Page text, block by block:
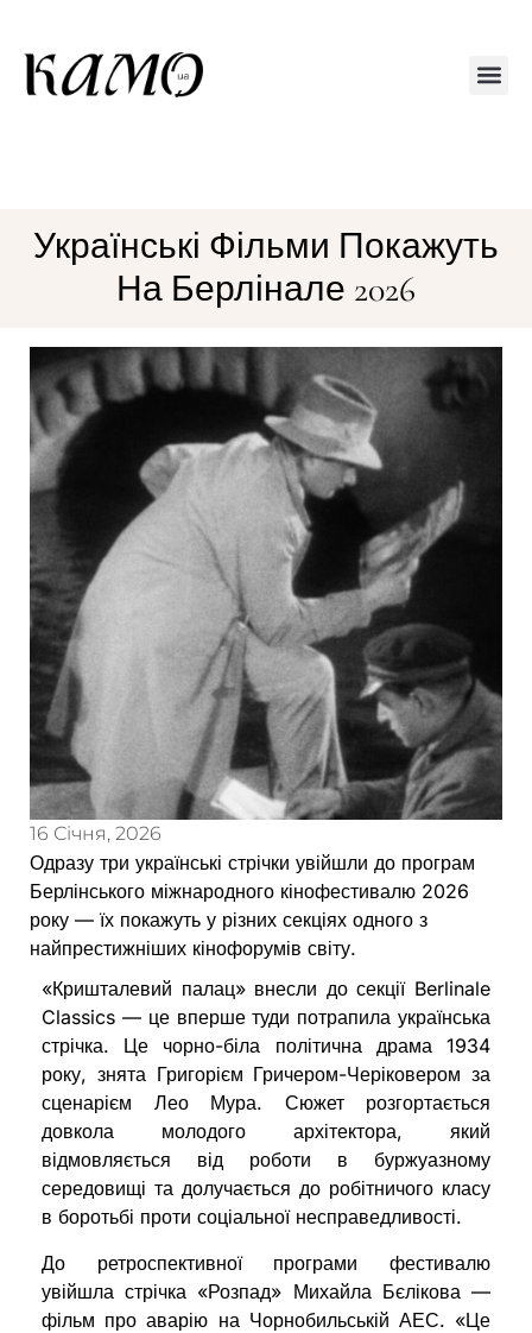
Українські Фільми Покажуть
На Берлінале 2026
16 Січня, 2026
Одразу три українські стрічки увійшли до програм
Берлінського міжнародного кінофестивалю 2026
року — їх покажуть у різних секціях одного з
найпрестижніших кінофорумів світу.
«Кришталевий палац» внесли до секції Berlinale
Classics — це вперше туди потрапила українська
стрічка. Це чорно-біла політична драма 1934
року, знята Григорієм Гричером-Черіковером за
сценарієм Лео Мура. Сюжет розгортається
довкола молодого архітектора, який
відмовляється від роботи в буржуазному
середовищі та долучається до робітничого класу
в боротьбі проти соціальної несправедливості.
До ретроспективної програми фестивалю
увійшла стрічка «Розпад» Михайла Бєлікова —
фільм про аварію на Чорнобильській АЕС. «Це